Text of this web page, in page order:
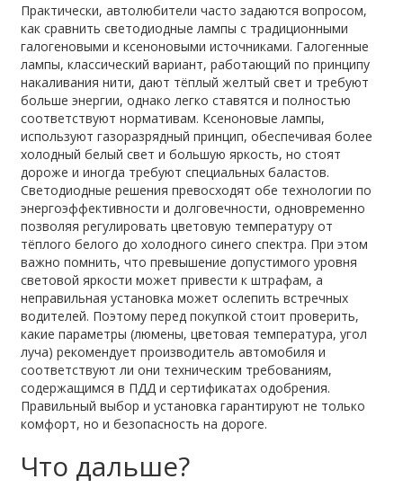
Практически, автолюбители часто задаются вопросом,
как сравнить светодиодные лампы с традиционными
галогеновыми и ксеноновыми источниками. Галогенные
лампы,классический вариант, работающий по принципу
накаливания нити, дают тёплый желтый свет и требуют
больше энергии, однако легко ставятся и полностью
соответствуют нормативам. Ксеноновые лампы,
используют газоразрядный принцип, обеспечивая более
холодный белый свет и большую яркость, но стоят
дороже и иногда требуют специальных баластов.
Светодиодные решения превосходят обе технологии по
энергоэффективности и долговечности, одновременно
позволяя регулировать цветовую температуру от
тёплого белого до холодного синего спектра. При этом
важно помнить, что превышение допустимого уровня
световой яркости может привести к штрафам, а
неправильная установка может ослепить встречных
водителей. Поэтому перед покупкой стоит проверить,
какие параметры (люмены, цветовая температура, угол
луча) рекомендует производитель автомобиля и
соответствуют ли они техническим требованиям,
содержащимся в ПДД и сертификатах одобрения.
Правильный выбор и установка гарантируют не только
комфорт, но и безопасность на дороге.
Что дальше?